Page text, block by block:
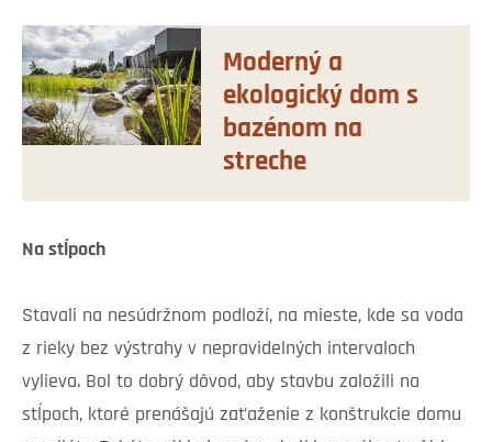
Moderný a
ekologický dom s
bazénom na
streche
Na stĺpoch
Stavali na nesúdržnom podloží, na mieste, kde sa voda
z rieky bez výstrahy v nepravidelných intervaloch
vylieva. Bol to dobrý dôvod, aby stavbu založili na
stĺpoch, ktoré prenášajú zaťaženie z konštrukcie domu